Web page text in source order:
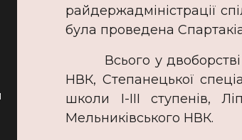
райдержадміністрації
була проведена
Всього у двоборстві
НВК, Степанецької
школи І-ІІІ ступенів,
Мельниківського НВК.